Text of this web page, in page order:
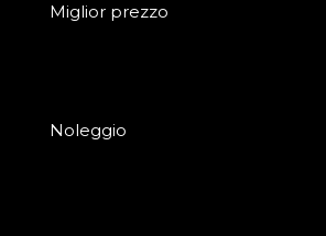
Miglior prezzo
Noleggio